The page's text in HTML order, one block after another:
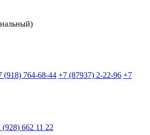
(918) 764-68-44 +7 (87937) 2-22-96 +7
(928) 662 11 22